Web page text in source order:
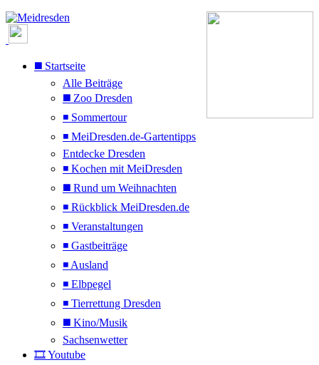
◼️ Startseite
Alle Beiträge
◼️ Zoo Dresden
◾ Sommertour
◾ MeiDresden.de-Gartentipps
Entdecke Dresden
◾ Kochen mit MeiDresden
◼️ Rund um Weihnachten
◾ Rückblick MeiDresden.de
◾ Veranstaltungen
◾ Gastbeiträge
◾ Ausland
◾ Elbpegel
◾ Tierrettung Dresden
◼️ Kino/Musik
Sachsenwetter
🎞️ Youtube